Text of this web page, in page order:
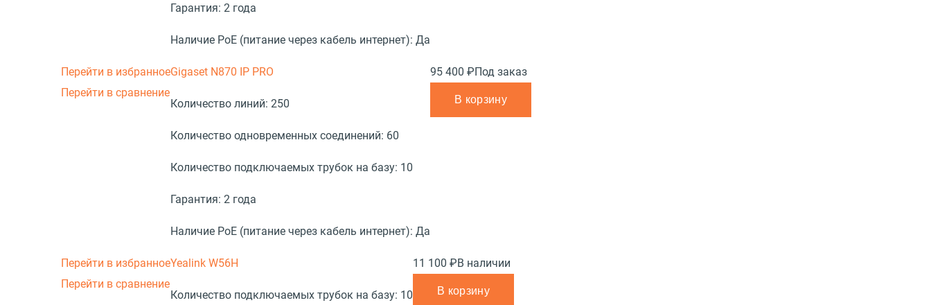
Гарантия: 2 года
Наличие PoE (питание через кабель интернет): Да
Перейти в избранное
Перейти в сравнение
Gigaset N870 IP PRO
Количество линий: 250
Количество одновременных соединений: 60
Количество подключаемых трубок на базу: 10
Гарантия: 2 года
Наличие PoE (питание через кабель интернет): Да
95 400 ₽Под заказ
В корзину
Перейти в избранное
Перейти в сравнение
Yealink W56H
Количество подключаемых трубок на базу: 10
11 100 ₽В наличии
В корзину